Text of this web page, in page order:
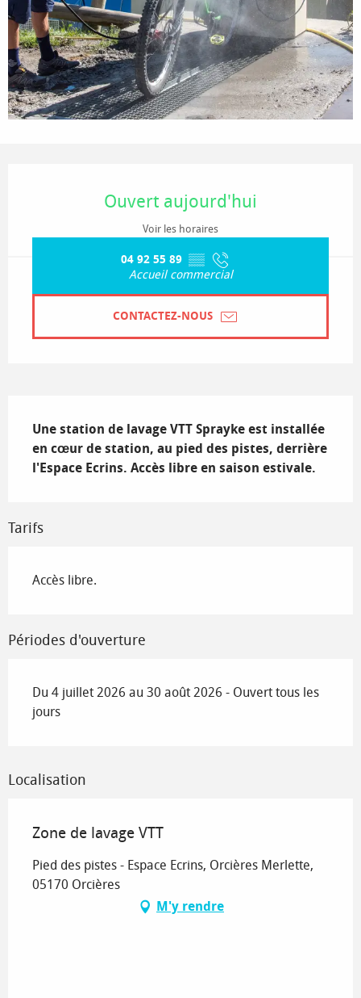
Ouvert aujourd'hui
Voir les horaires
04 92 55 89 ▒▒
Accueil commercial
CONTACTEZ-NOUS
Une station de lavage VTT Sprayke est installée
en cœur de station, au pied des pistes, derrière
l'Espace Ecrins. Accès libre en saison estivale.
Tarifs
Accès libre.
Périodes d'ouverture
Du 4 juillet 2026 au 30 août 2026 - Ouvert tous les
jours
Localisation
Zone de lavage VTT
Pied des pistes - Espace Ecrins, Orcières Merlette,
05170 Orcières
M'y rendre